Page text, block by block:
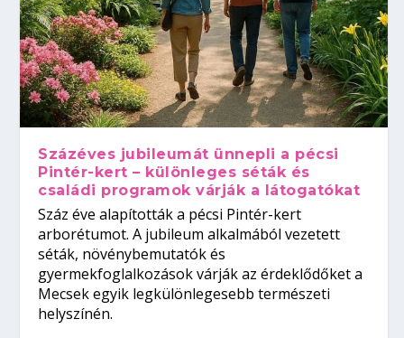
Százéves jubileumát ünnepli a pécsi
Pintér-kert – különleges séták és
családi programok várják a látogatókat
Száz éve alapították a pécsi Pintér-kert
arborétumot. A jubileum alkalmából vezetett
séták, növénybemutatók és
gyermekfoglalkozások várják az érdeklődőket a
Mecsek egyik legkülönlegesebb természeti
helyszínén.